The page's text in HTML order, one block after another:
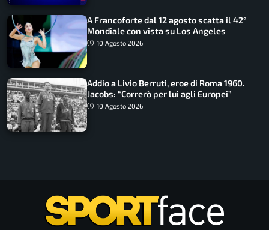
A Francoforte dal 12 agosto scatta il 42°
Mondiale con vista su Los Angeles
10 Agosto 2026
Addio a Livio Berruti, eroe di Roma 1960.
Jacobs: “Correrò per lui agli Europei”
10 Agosto 2026